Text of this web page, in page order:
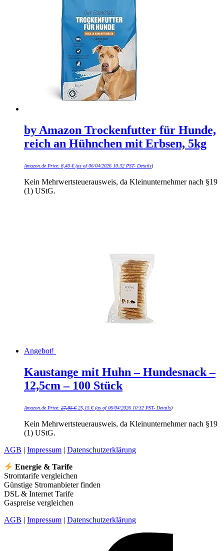
by Amazon Trockenfutter für Hunde,
reich an Hühnchen mit Erbsen, 5kg
Amazon.de Price: 8,40 €(as of 06/04/2026 10:32 PST- Details)
Kein Mehrwertsteuerausweis, da Kleinunternehmer nach §19
(1) UStG.
Angebot!
Kaustange mit Huhn – Hundesnack –
12,5cm – 100 Stück
Amazon.de Price: 27,95€Preis
25,15 €Preis
(as of 06/04/2026 10:32 PST- Details)
Kein Mehrwertsteuerausweis, da Kleinunternehmer nach §19
(1) UStG.
AGB | Impressum | Datenschutzerklärung
Energie & Tarife
Stromtarife vergleichen
Günstige Stromanbieter finden
DSL & Internet Tarife
Gaspreise vergleichen
AGB | Impressum | Datenschutzerklärung